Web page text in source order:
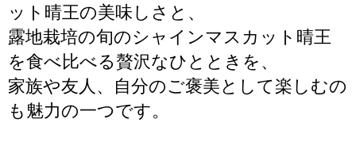
ット晴王の美味しさと、
露地栽培の旬のシャインマスカット晴王
を食べ比べる贅沢なひとときを、
家族や友人、自分のご褒美として楽しむの
も魅力の一つです。